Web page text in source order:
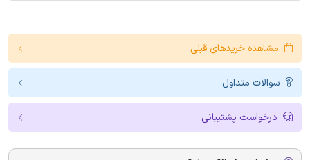
مشاهده خریدهای قبلی
سوالات متداول
درخواست پشتیبانی